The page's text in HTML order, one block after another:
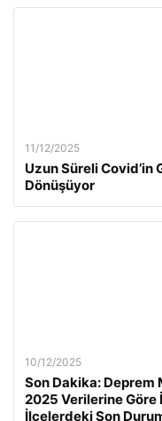
11/12/2025
Uzun Süreli Covid’in
Dönüşüyor
10/12/2025
Son Dakika: Deprem
2025 Verilerine
İlçelerdeki Son